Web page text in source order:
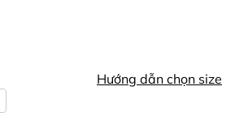
Hướng dẫn chọn size